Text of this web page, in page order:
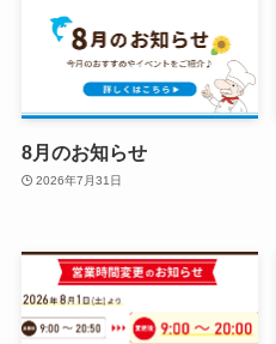
8月のお知らせ
2026年7月31日